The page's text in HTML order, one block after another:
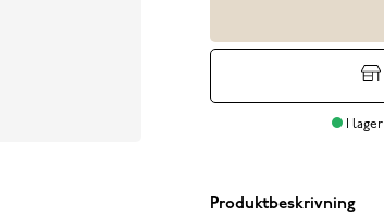
I lager
Produktbeskrivning